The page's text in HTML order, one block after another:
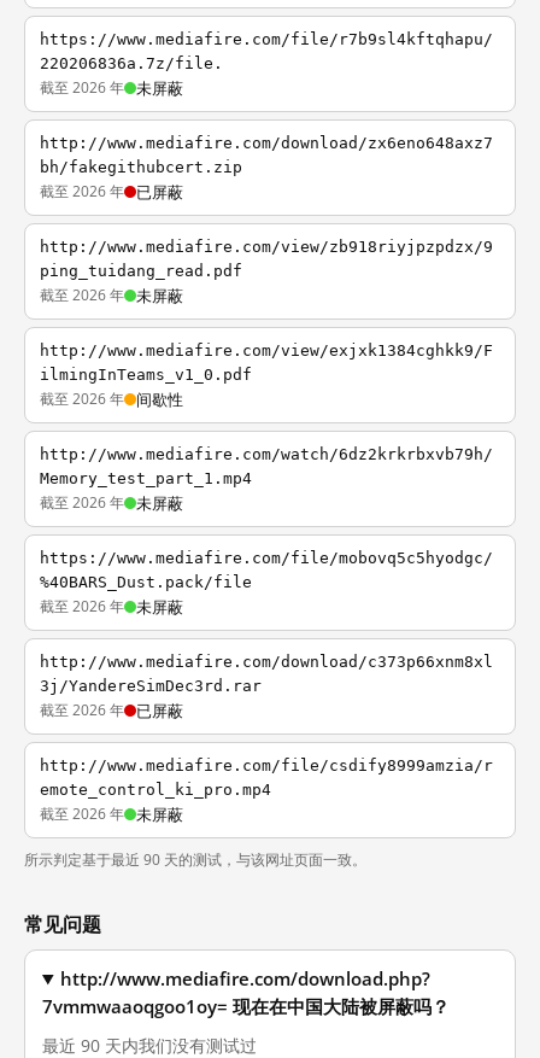
https://www.mediafire.com/file/r7b9sl4kftqhapu/
220206836a.7z/file.
截至 2026 年 未屏蔽
http://www.mediafire.com/download/zx6eno648axz7
bh/fakegithubcert.zip
截至 2026 年 已屏蔽
http://www.mediafire.com/view/zb918riyjpzpdzx/9
ping_tuidang_read.pdf
截至 2026 年 未屏蔽
http://www.mediafire.com/view/exjxk1384cghkk9/F
ilmingInTeams_v1_0.pdf
截至 2026 年 间歇性
http://www.mediafire.com/watch/6dz2krkrbxvb79h/
Memory_test_part_1.mp4
截至 2026 年 未屏蔽
https://www.mediafire.com/file/mobovq5c5hyodgc/
%40BARS_Dust.pack/file
截至 2026 年 未屏蔽
http://www.mediafire.com/download/c373p66xnm8xl
3j/YandereSimDec3rd.rar
截至 2026 年 已屏蔽
http://www.mediafire.com/file/csdify8999amzia/r
emote_control_ki_pro.mp4
截至 2026 年 未屏蔽
所示判定基于最近 90 天的测试，与该网址页面一致。
常见问题
http://www.mediafire.com/download.php?
7vmmwaaoqgoo1oy= 现在在中国大陆被屏蔽吗？
最近 90 天内我们没有测试过